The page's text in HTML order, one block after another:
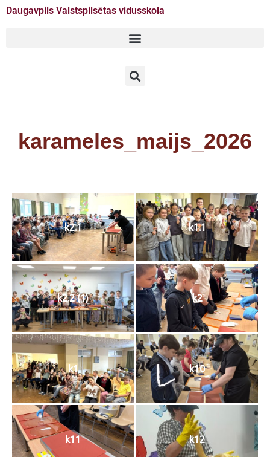
Daugavpils Valstspilsētas vidusskola
karameles_maijs_2026
k2.1 k1.1
k2.2 (1) k2
k1 k10
k11 k12